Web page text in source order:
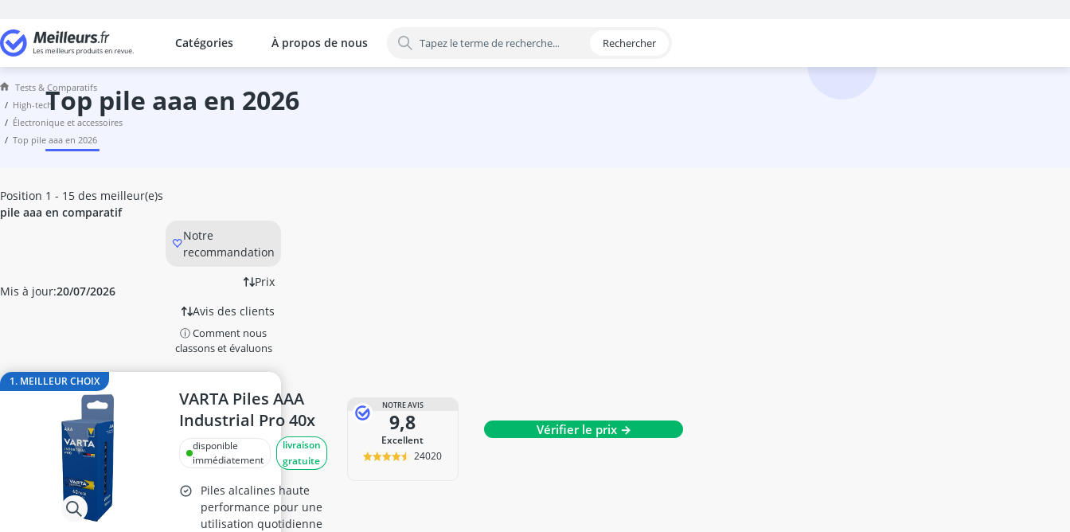
Catégories
Les comparaisons les plus populaires par catégorie
High-Tech
Absorbeur acoustique
absorbeur de vibration enceinte
adaptateur universel de voyage
aide au stationnement
alarme voiture
Alimentations sans interruption (UPS)
amplificateur
amplificateur antenne
amplificateur antenne autoradio
amplificateur auna
amplificateur basse
amplificateur guitare
amplificateur stéréo
À propos de nous Rechercher
Tests & Comparatifs
high-tech
électronique et accessoires
top pile aaa en 2026
top pile aaa en 2026
Mis à jour:20/07/2026
Position 1 - 15 des meilleur(e)s
pile aaa en comparatif
Notre
recommandation
Prix
Avis des clients
ⓘ Comment nous
classons et évaluons
1. MEILLEUR CHOIX
VARTA Piles AAA
Industrial Pro 40x
disponible
immédiatement
livraison
gratuite
Piles alcalines haute
performance pour une
utilisation quotidienne
NOTRE AVIS
9,8
Excellent
24020
Vérifier le prix →